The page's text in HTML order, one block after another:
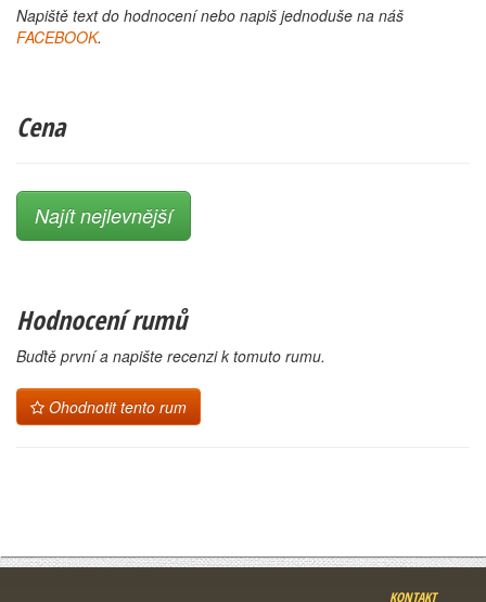
Napiště text do hodnocení nebo napiš jednoduše na náš
FACEBOOK.
Cena
Najít nejlevnější
Hodnocení rumů
Buďtě první a napište recenzi k tomuto rumu.
Ohodnotit tento rum
KONTAKT